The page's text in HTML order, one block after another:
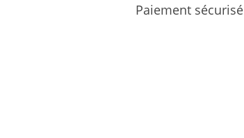
Paiement sécurisé